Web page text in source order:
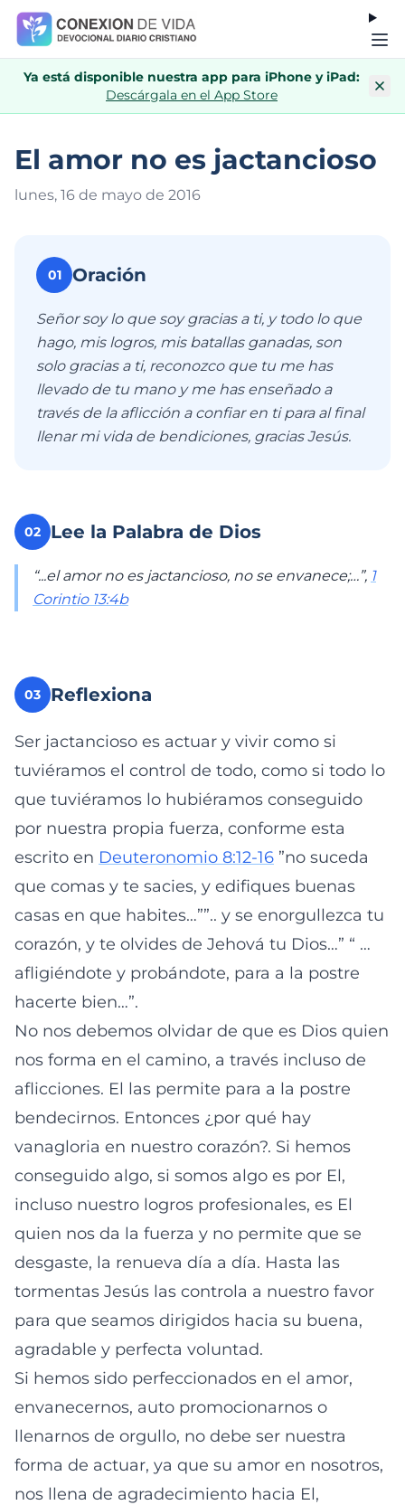
Ya está disponible nuestra app para iPhone y iPad:
Descárgala en el App Store
El amor no es jactancioso
lunes, 16 de mayo de 2016
01 Oración
Señor soy lo que soy gracias a ti, y todo lo que
hago, mis logros, mis batallas ganadas, son
solo gracias a ti, reconozco que tu me has
llevado de tu mano y me has enseñado a
través de la aflicción a confiar en ti para al final
llenar mi vida de bendiciones, gracias Jesús.
02 Lee la Palabra de Dios
“...el amor no es jactancioso, no se envanece;…”, 1
Corintio 13:4b
03 Reflexiona
Ser jactancioso es actuar y vivir como si
tuviéramos el control de todo, como si todo lo
que tuviéramos lo hubiéramos conseguido
por nuestra propia fuerza, conforme esta
escrito en Deuteronomio 8:12-16 ”no suceda
que comas y te sacies, y edifiques buenas
casas en que habites…””.. y se enorgullezca tu
corazón, y te olvides de Jehová tu Dios…” “ …
afligiéndote y probándote, para a la postre
hacerte bien…”.
No nos debemos olvidar de que es Dios quien
nos forma en el camino, a través incluso de
aflicciones. El las permite para a la postre
bendecirnos. Entonces ¿por qué hay
vanagloria en nuestro corazón?. Si hemos
conseguido algo, si somos algo es por El,
incluso nuestro logros profesionales, es El
quien nos da la fuerza y no permite que se
desgaste, la renueva día a día. Hasta las
tormentas Jesús las controla a nuestro favor
para que seamos dirigidos hacia su buena,
agradable y perfecta voluntad.
Si hemos sido perfeccionados en el amor,
envanecernos, auto promocionarnos o
llenarnos de orgullo, no debe ser nuestra
forma de actuar, ya que su amor en nosotros,
nos llena de agradecimiento hacia El,